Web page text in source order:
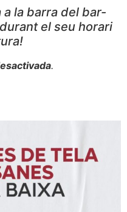
la barra del bar-
el seu horari
.